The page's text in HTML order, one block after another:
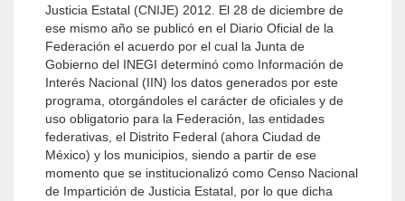
Justicia Estatal (CNIJE) 2012. El 28 de diciembre de
ese mismo año se publicó en el Diario Oficial de la
Federación el acuerdo por el cual la Junta de
Gobierno del INEGI determinó como Información de
Interés Nacional (IIN) los datos generados por este
programa, otorgándoles el carácter de oficiales y de
uso obligatorio para la Federación, las entidades
federativas, el Distrito Federal (ahora Ciudad de
México) y los municipios, siendo a partir de ese
momento que se institucionalizó como Censo Nacional
de Impartición de Justicia Estatal, por lo que dicha